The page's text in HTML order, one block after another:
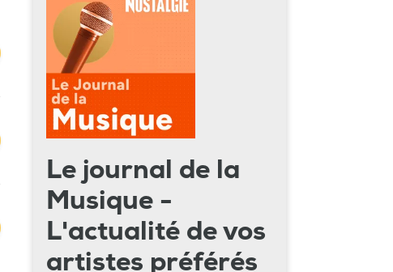
Le journal de la
Musique -
L'actualité de vos
artistes préférés